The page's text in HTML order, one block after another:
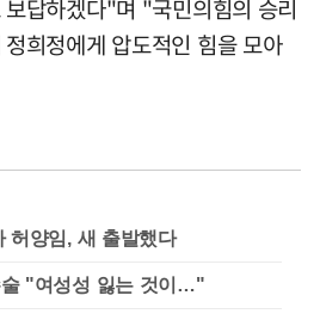
답하겠다"며 "국민의힘의 승리
희정에게 압도적인 힘을 모아
허양임, 새 출발했다
술 "여성성 잃는 것이…"